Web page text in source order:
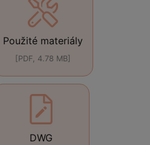
Použité materiály
[PDF, 4.78 MB]
DWG